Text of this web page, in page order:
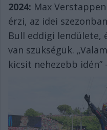
2024: Max
érzi, az idei
Bull eddigi lendülete,
van szükségük.
kicsit nehezebb